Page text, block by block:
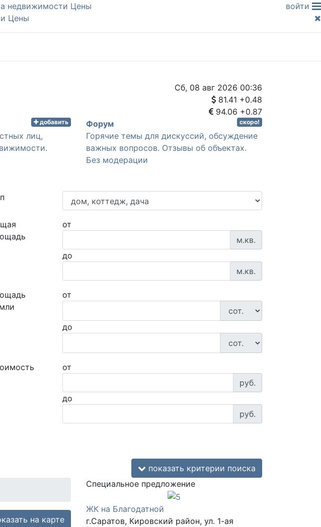
войти
недвижимости Цены
Цены
Сб, 08 авг 2026 00:36
81.41 +0.48
94.06 +0.87
добавить
лиц,
скоро!
Форум
Горячие темы для дискуссий, обсуждение
важных вопросов. Отзывы об объектах.
Без модерации
от
м.кв.
до
м.кв.
от
до
от
руб.
до
руб.
показать критерии поиска
на карте
Cпециальное предложение
ЖК на Благодатной
г.Саратов, Кировский район, ул. 1-ая